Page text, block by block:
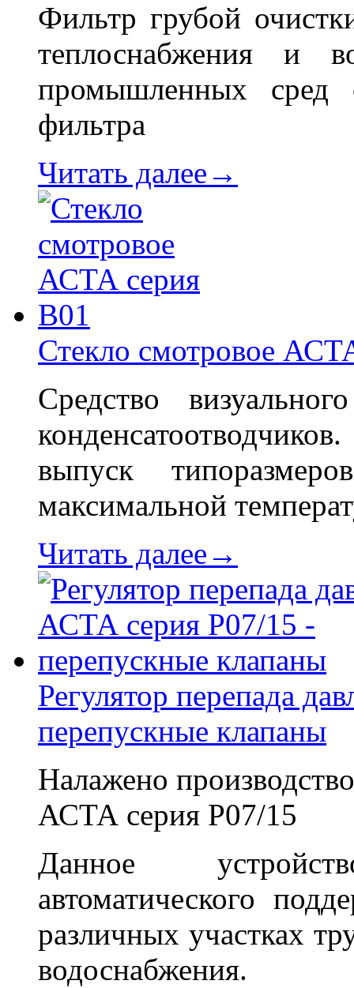
Фильтр грубой
теплоснабжения и
промышленных сред
фильтра
Читать далее→
Стекло смотровое
Средство
выпуск
максимальной
Читать далее→
Регулятор перепада
перепускные клапаны
Налажено
АСТА серия Р07/15
Данное
автоматического
различных участках
водоснабжения.